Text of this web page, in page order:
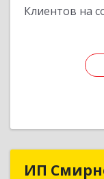
Клиентов на
ИП